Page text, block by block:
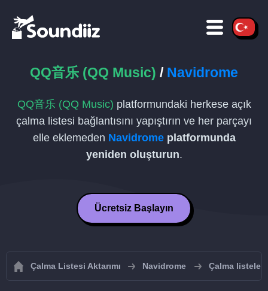
QQ音乐 (QQ Music) / Navidrome
QQ音乐 (QQ Music) platformundaki herkese açık
çalma listesi bağlantısını yapıştırın ve her parçayı
elle eklemeden Navidromeplatformunda
yeniden oluşturun.
Ücretsiz Başlayın
Çalma Listesi Aktarımı Navidrome Çalma